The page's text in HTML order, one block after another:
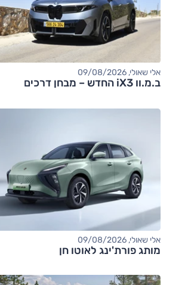
אלי שאולי, 09/08/2026
ב.מ.וו iX3 החדש – מבחן דרכים
אלי שאולי, 09/08/2026
מותג פורת'ינג לאוטו חן